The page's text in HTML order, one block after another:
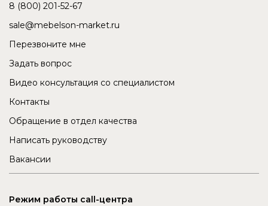
8 (800) 201-52-67
sale@mebelson-market.ru
Перезвоните мне
Задать вопрос
Видео консультация со специалистом
Контакты
Обращение в отдел качества
Написать руководству
Вакансии
Режим работы call-центра